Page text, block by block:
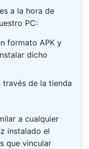
a la hora de
PC:
formato APK y
dicho
de la tienda
a cualquier
instalado el
que vincular